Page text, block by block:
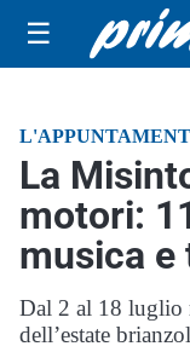
☰
La
motori:
musica e
Dal 2 al 18 luglio
dell’estate